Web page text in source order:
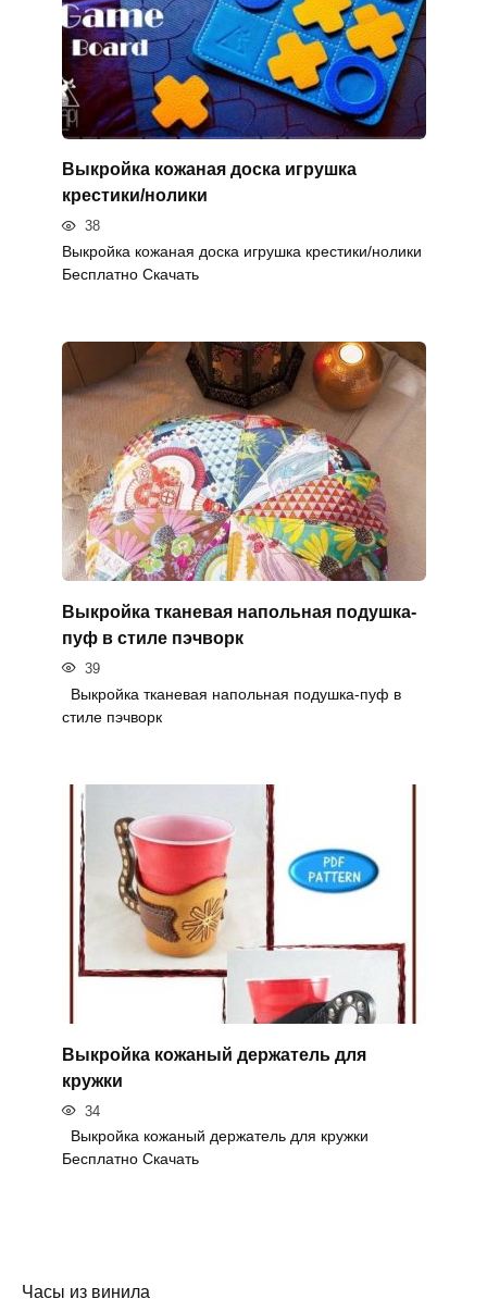
Выкройка кожаная доска игрушка
крестики/нолики
38
Выкройка кожаная доска игрушка крестики/нолики
Бесплатно Скачать
Выкройка тканевая напольная подушка-
пуф в стиле пэчворк
39
Выкройка тканевая напольная подушка-пуф в
стиле пэчворк
Выкройка кожаный держатель для
кружки
34
Выкройка кожаный держатель для кружки
Бесплатно Скачать
Часы из винила